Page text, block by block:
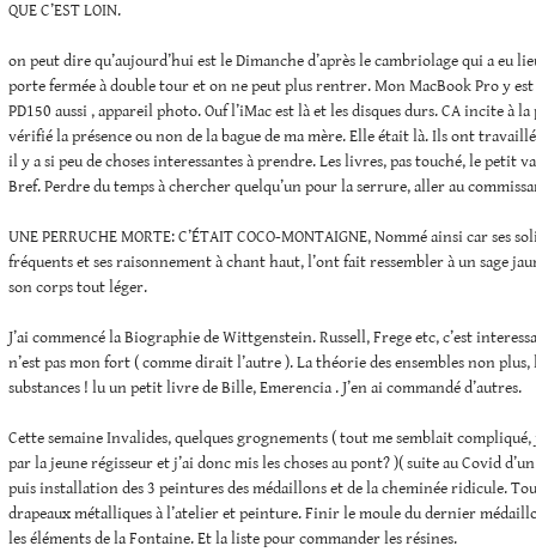
QUE C’EST LOIN.
on peut dire qu’aujourd’hui est le Dimanche d’après le cambriolage qui a eu
porte fermée à double tour et on ne peut plus rentrer. Mon MacBook Pro y est
PD150 aussi , appareil photo. Ouf l’iMac est là et les disques durs. CA incite à la
vérifié la présence ou non de la bague de ma mère. Elle était là. Ils ont
il y a si peu de choses interessantes à prendre. Les livres, pas touché, le petit
Bref. Perdre du temps à chercher quelqu’un pour la serrure, aller au
UNE PERRUCHE MORTE: C’ÉTAIT COCO-MONTAIGNE, Nommé ainsi car ses
fréquents et ses raisonnement à chant haut, l’ont fait ressembler à un sage
son corps tout léger.
J’ai commencé la Biographie de Wittgenstein. Russell, Frege etc, c’est
n’est pas mon fort ( comme dirait l’autre ). La théorie des ensembles non plus,
substances ! lu un petit livre de Bille, Emerencia . J’en ai commandé d’autres.
Cette semaine Invalides, quelques grognements ( tout me semblait
par la jeune régisseur et j’ai donc mis les choses au pont? )( suite au Covid
puis installation des 3 peintures des médaillons et de la cheminée ridicule.
drapeaux métalliques à l’atelier et peinture. Finir le moule du dernier
les éléments de la Fontaine. Et la liste pour commander les résines.